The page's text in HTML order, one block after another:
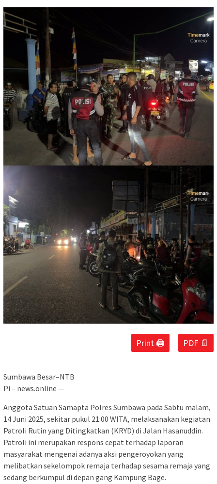
Print 🖨 PDF 📄
Sumbawa Besar–NTB
Pi – news.online —
Anggota Satuan Samapta Polres Sumbawa pada Sabtu malam,
14 Juni 2025, sekitar pukul 21.00 WITA, melaksanakan kegiatan
Patroli Rutin yang Ditingkatkan (KRYD) di Jalan Hasanuddin.
Patroli ini merupakan respons cepat terhadap laporan
masyarakat mengenai adanya aksi pengeroyokan yang
melibatkan sekelompok remaja terhadap sesama remaja yang
sedang berkumpul di depan gang Kampung Bage.